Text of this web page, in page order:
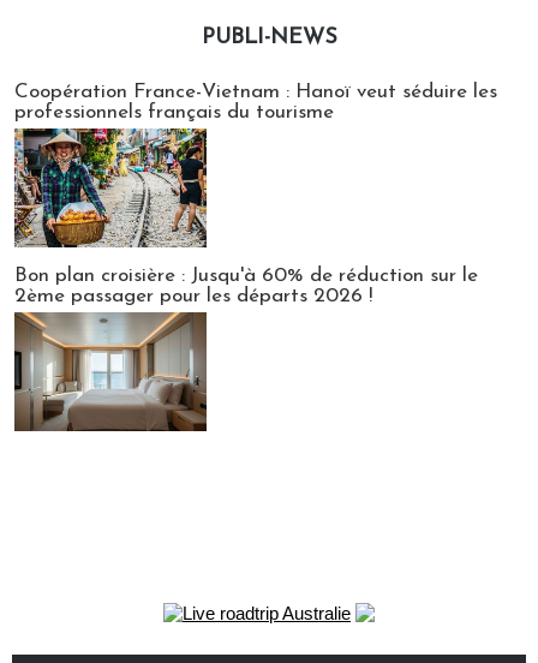
PUBLI-NEWS
Coopération France-Vietnam : Hanoï veut séduire les
professionnels français du tourisme
Bon plan croisière : Jusqu'à 60% de réduction sur le
2ème passager pour les départs 2026 !